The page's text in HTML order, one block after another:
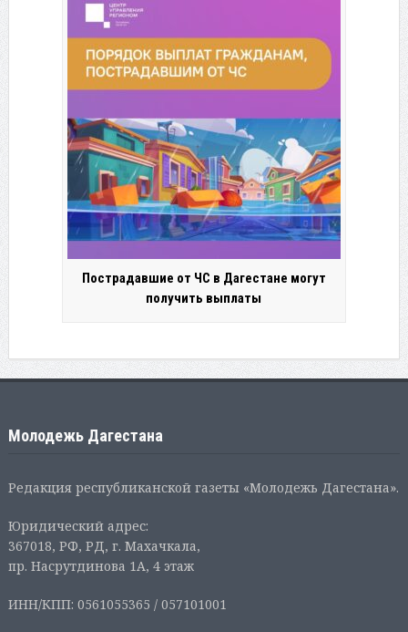
Пострадавшие от ЧС в Дагестане могут
получить выплаты
Молодежь Дагестана
Редакция республиканской газеты «Молодежь Дагестана».
Юридический адрес:
367018, РФ, РД, г. Махачкала,
пр. Насрутдинова 1А, 4 этаж
ИНН/КПП: 0561055365 / 057101001